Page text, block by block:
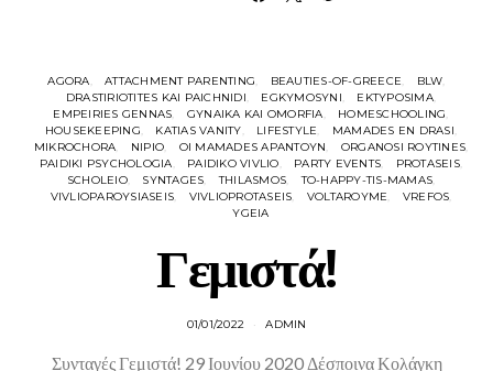
AGORA ATTACHMENT PARENTING BEAUTIES-OF-GREECE
BLW
DRASTIRIOTITES KAI PAICHNIDI
EGKYMOSYNI
EKTYPOSIMA
EMPEIRIES GENNAS
GYNAIKA KAI OMORFIA
HOMESCHOOLING
HOUSEKEEPING
KATIAS VANITY LIFESTYLE
MAMADES EN DRASI
MIKROCHORA
NIPIO OI MAMADES APANTOYN
ORGANOSI ROYTINES
PAIDIKI PSYCHOLOGIA
PAIDIKO VIVLIO PARTY EVENTS
PROTASEIS
SCHOLEIO
SYNTAGES THILASMOS
TO-HAPPY-TIS-MAMAS
VIVLIOPAROYSIASEIS
VIVLIOPROTASEIS VOLTAROYME
VREFOS
YGEIA
Γεμιστά!
01/01/2022 ADMIN
Συνταγές Γεμιστά! 29 Ιουνίου 2020 Δέσποινα Κολάγκη